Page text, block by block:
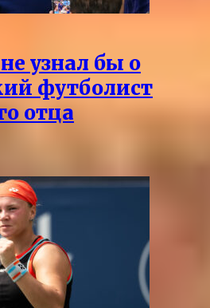
узнал бы о
футболист
отца